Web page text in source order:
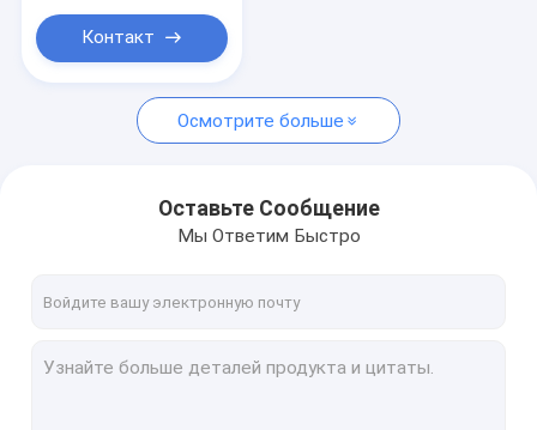
Контакт
Осмотрите больше
Оставьте Сообщение
Мы Ответим Быстро